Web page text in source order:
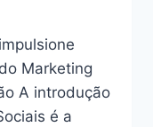
Marketing
A introdução
é a